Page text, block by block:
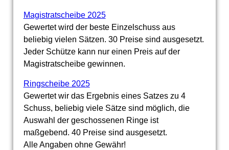
Magistratscheibe 2025
Gewertet wird der beste Einzelschuss aus
beliebig vielen Sätzen. 30 Preise sind ausgesetzt.
Jeder Schütze kann nur einen Preis auf der
Magistratscheibe gewinnen.
Ringscheibe 2025
Gewertet wir das Ergebnis eines Satzes zu 4
Schuss, beliebig viele Sätze sind möglich, die
Auswahl der geschossenen Ringe ist
maßgebend. 40 Preise sind ausgesetzt.
Alle Angaben ohne Gewähr!